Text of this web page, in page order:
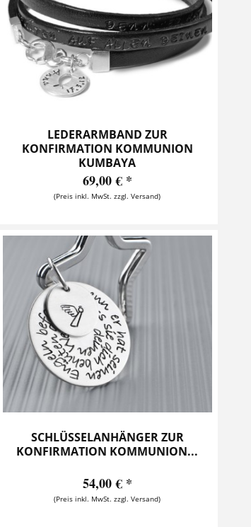
LEDERARMBAND ZUR
KONFIRMATION KOMMUNION
KUMBAYA
69,00 € *
(Preis inkl. MwSt. zzgl. Versand)
SCHLÜSSELANHÄNGER ZUR
KONFIRMATION KOMMUNION...
54,00 € *
(Preis inkl. MwSt. zzgl. Versand)